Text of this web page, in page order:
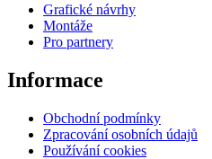
Grafické návrhy
Montáže
Pro partnery
Informace
Obchodní podmínky
Zpracování osobních údajů
Používání cookies